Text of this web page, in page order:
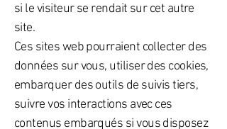
si le visiteur se rendait sur cet autre
site.
Ces sites web pourraient collecter des
données sur vous, utiliser des cookies,
embarquer des outils de suivis tiers,
suivre vos interactions avec ces
contenus embarqués si vous disposez